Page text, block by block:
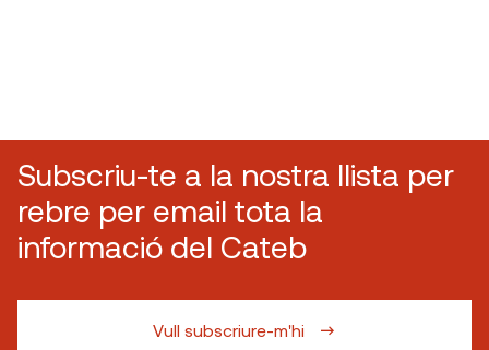
Subscriu-te a la nostra llista per
rebre per email tota la
informació del Cateb
Vull subscriure-m'hi